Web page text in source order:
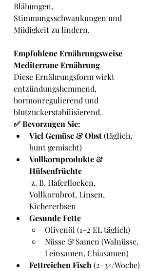
Blähungen,
Stimmungsschwankungen und
Müdigkeit zu lindern.
Empfohlene Ernährungsweise
Mediterrane Ernährung
Diese Ernährungsform wirkt
entzündungshemmend,
hormonregulierend und
blutzuckerstabilisierend.
✅ Bevorzugen Sie:
Viel Gemüse & Obst (täglich,
bunt gemischt)
Vollkornprodukte &
Hülsenfrüchte
Vollkornbrot, Linsen,
Kichererbsen
Gesunde Fette
Olivenöl (1–2 EL täglich)
Nüsse & Samen (Walnüsse,
Leinsamen, Chiasamen)
Fettreichen Fisch (2–3×/Woche)